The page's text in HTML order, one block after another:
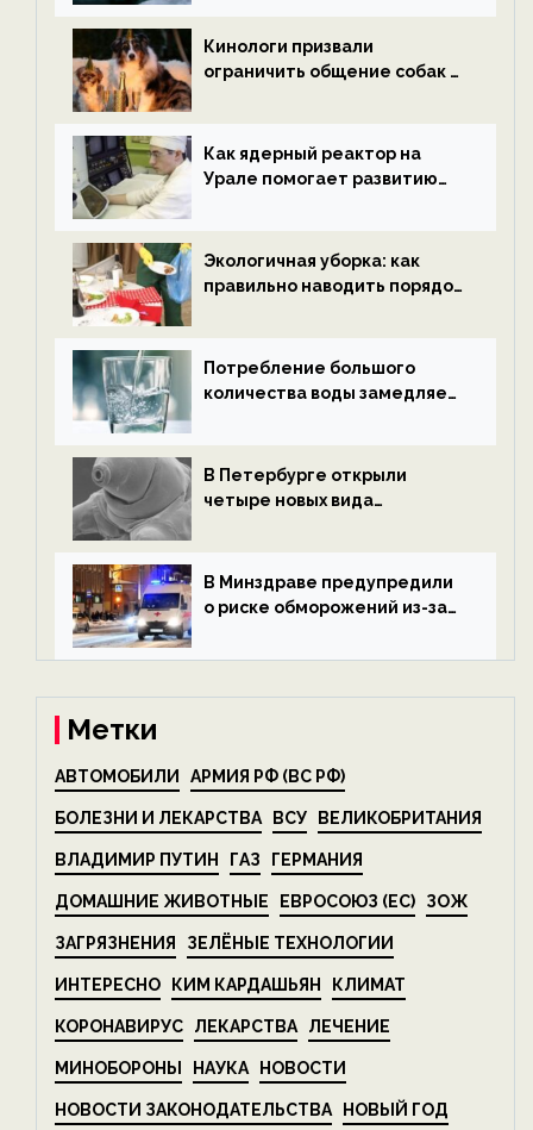
ECOportal
Кинологи призвали
ограничить общение собак с
ECOportal
Как ядерный реактор на
Урале помогает развитию
ECOportal
Экологичная уборка: как
правильно наводить порядок
Потребление большого
количества воды замедляет
В Петербурге открыли
четыре новых вида
экологии на ECOportal
В Минздраве предупредили
о риске обморожений из-за
на ECOportal
Метки
АВТОМОБИЛИ АРМИЯ РФ (ВС РФ)
БОЛЕЗНИ И ЛЕКАРСТВА ВСУ ВЕЛИКОБРИТАНИЯ
ВЛАДИМИР ПУТИН ГАЗ ГЕРМАНИЯ
ДОМАШНИЕ ЖИВОТНЫЕ ЕВРОСОЮЗ (ЕС) ЗОЖ
ЗАГРЯЗНЕНИЯ ЗЕЛЁНЫЕ ТЕХНОЛОГИИ
ИНТЕРЕСНО КИМ КАРДАШЬЯН КЛИМАТ
КОРОНАВИРУС ЛЕКАРСТВА ЛЕЧЕНИЕ
МИНОБОРОНЫ НАУКА НОВОСТИ
НОВОСТИ ЗАКОНОДАТЕЛЬСТВА НОВЫЙ ГОД